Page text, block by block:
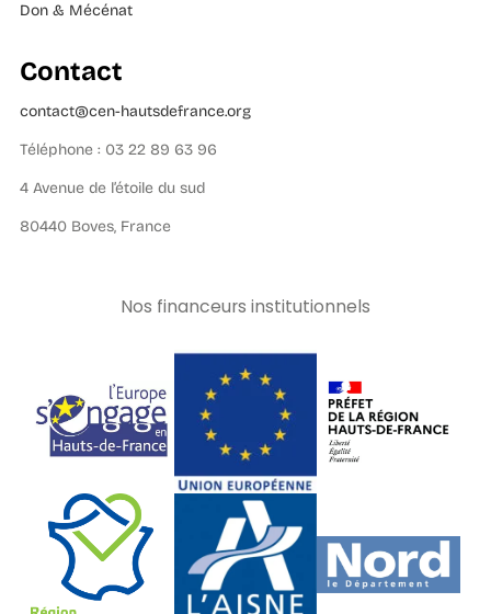
Don & Mécénat
Contact
contact@cen-hautsdefrance.org
Téléphone : 03 22 89 63 96
4 Avenue de l’étoile du sud
80440 Boves, France
Nos financeurs institutionnels